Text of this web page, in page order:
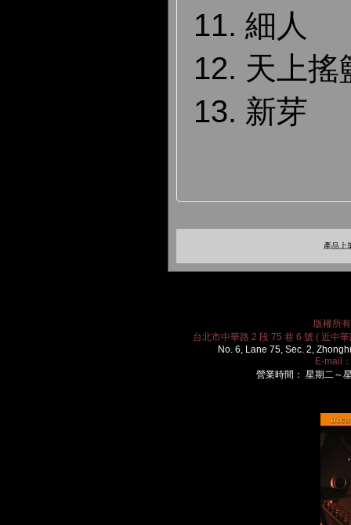
11. 細人
12. 天上搖
13. 新芽
產品上
版權所
台北市中華路 2 段 75 巷 6 號 ( 近中
No. 6, Lane 75, Sec. 2,
E-mail：
營業時間： 星期二～